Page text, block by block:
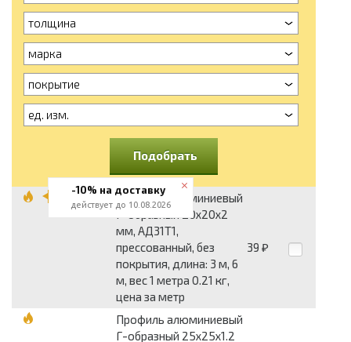
толщина
марка
покрытие
ед. изм.
Подобрать
Профиль алюминиевый
Г-образный 20x20x2
мм, АД31Т1,
прессованный, без
покрытия, длина: 3 м, 6
м, вес 1 метра 0.21 кг,
цена за метр
39 ₽
Профиль алюминиевый
Г-образный 25x25x1.2
-10% на доставку
действует до 10.08.2026